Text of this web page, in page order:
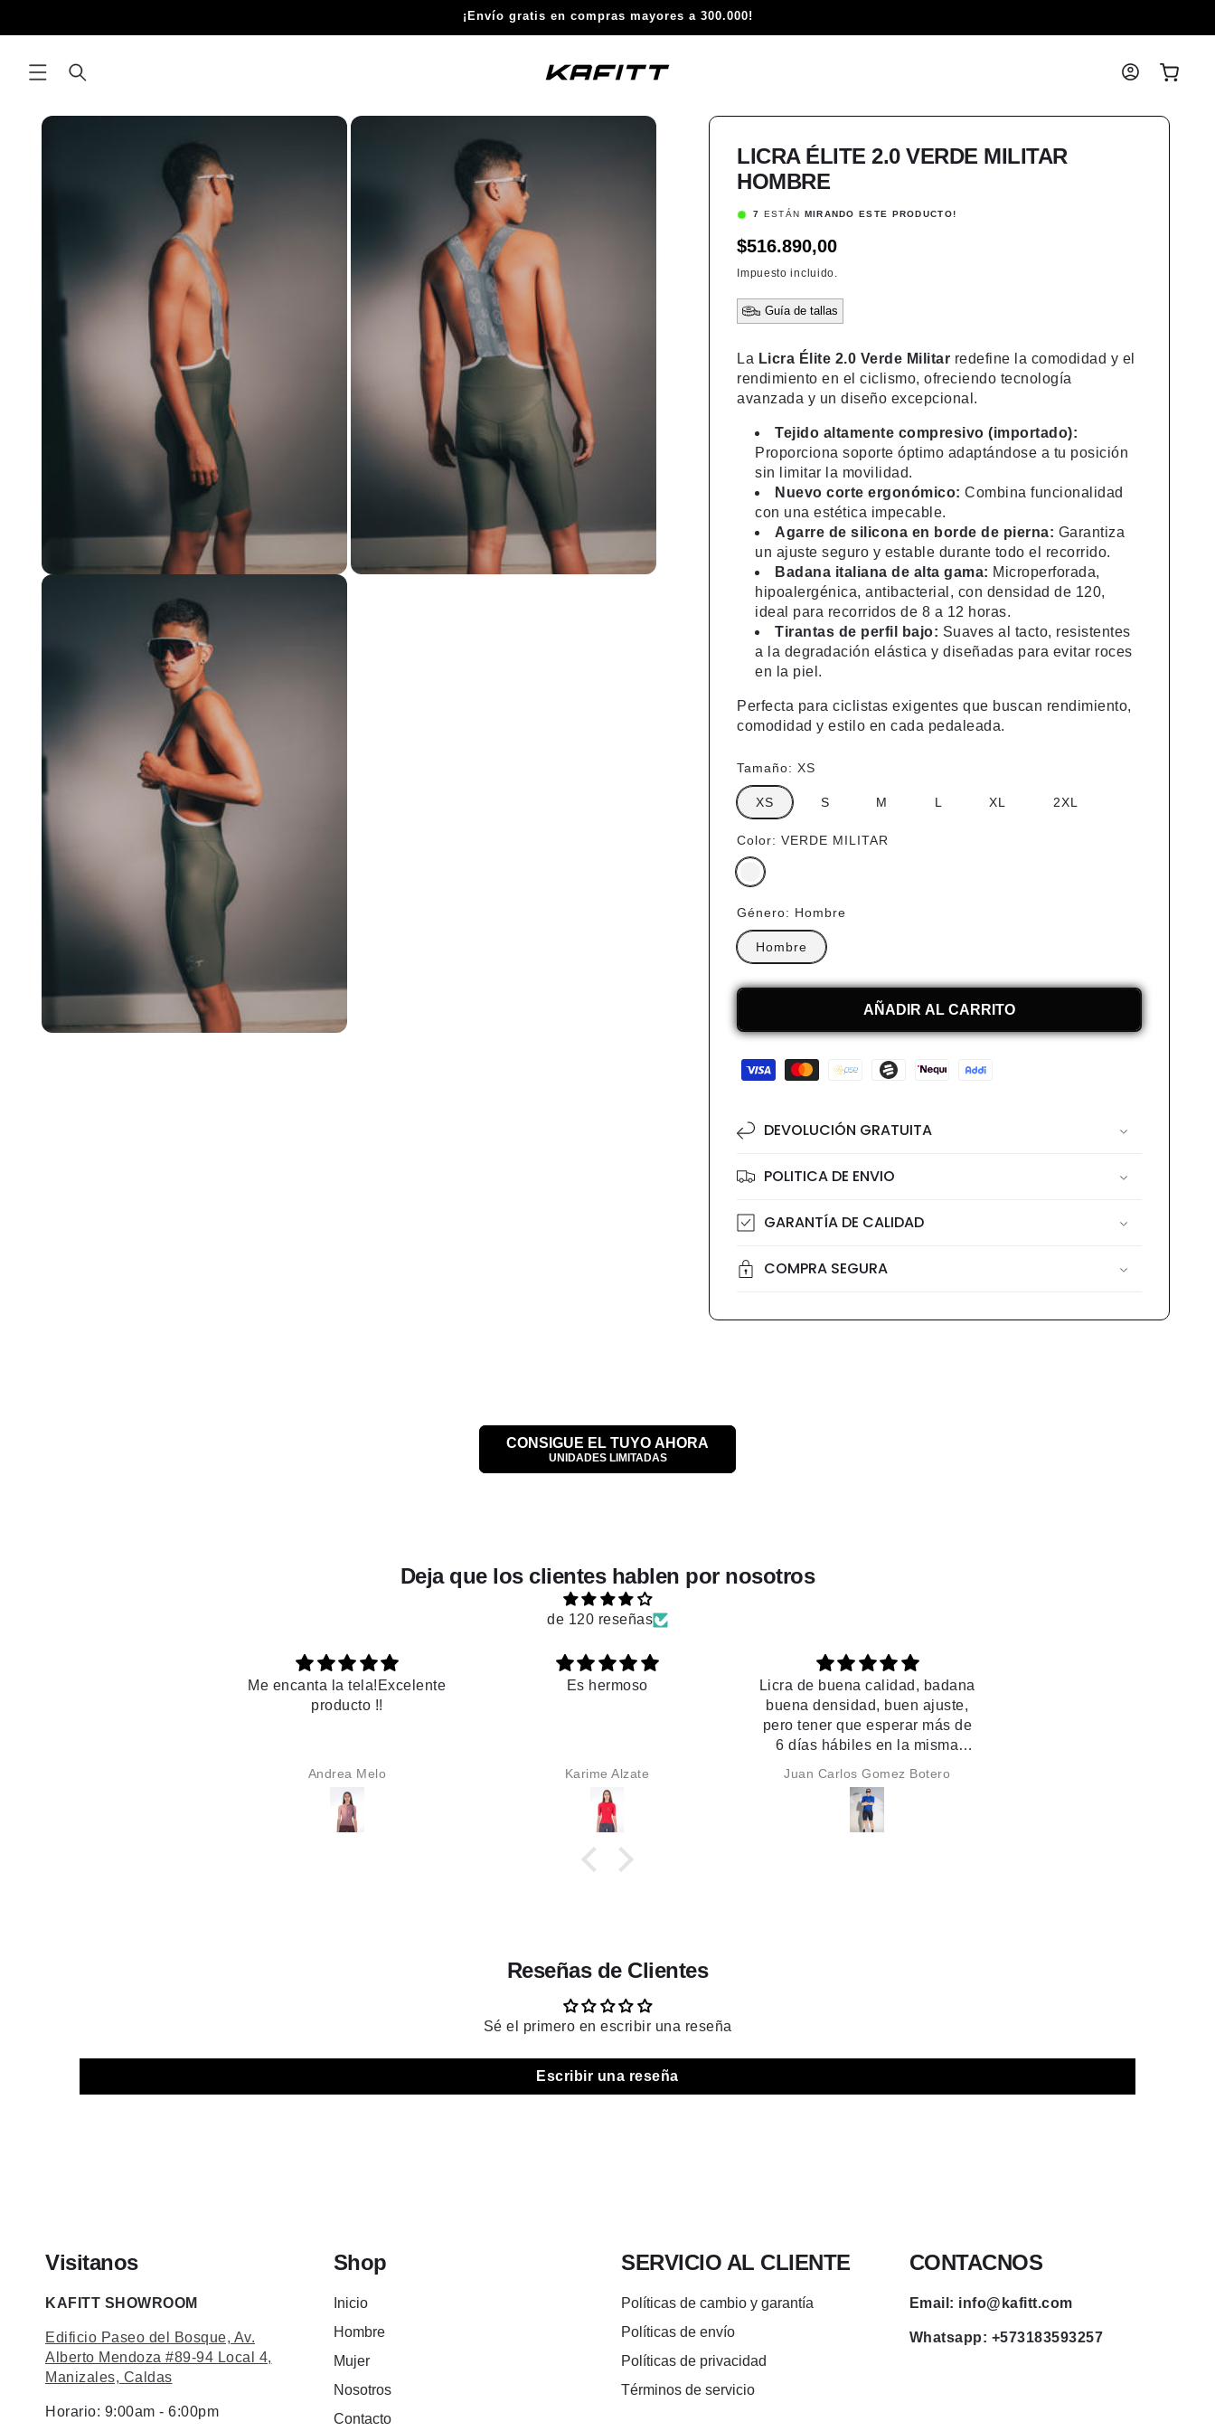
AL CONTENIDO
¡Envío gratis en compras mayores a 300.000!
Iniciar
sesión
Carrito
DIRECTAMENTE
LICRA ÉLITE 2.0 VERDE MILITAR
HOMBRE
4 ESTÁN MIRANDO ESTE PRODUCTO!
Precio
habitual
$516.890,00
Impuesto incluido.
Guía de tallas
La Licra Élite 2.0 Verde Militar redefine la comodidad y el
rendimiento en el ciclismo, ofreciendo tecnología
avanzada y un diseño excepcional.
Tejido altamente compresivo (importado):
Proporciona soporte óptimo adaptándose a tu posición
sin limitar la movilidad.
Nuevo corte ergonómico: Combina funcionalidad
con una estética impecable.
Agarre de silicona en borde de pierna: Garantiza
un ajuste seguro y estable durante todo el recorrido.
Badana italiana de alta gama: Microperforada,
hipoalergénica, antibacterial, con densidad de 120,
ideal para recorridos de 8 a 12 horas.
Tirantas de perfil bajo: Suaves al tacto, resistentes
a la degradación elástica y diseñadas para evitar roces
en la piel.
Perfecta para ciclistas exigentes que buscan rendimiento,
comodidad y estilo en cada pedaleada.
Tamaño:XS
XS S M L XL 2XL
Color:VERDE MILITAR
Género: Hombre
Hombre
AÑADIR AL CARRITO
Formas
de
DEVOLUCIÓN GRATUITA
POLITICA DE ENVIO
GARANTÍA DE CALIDAD
COMPRA SEGURA
CONSIGUE EL TUYO AHORA
UNIDADES LIMITADAS
Deja que los clientes hablen por nosotros
de 120 reseñas
Es hermoso
Karime Alzate
Licra de buena calidad, badana
grande. Debe considerarse
esto al momento de comprar
por la red.
Juan Carlos Gomez Botero
Exelente
Anónimo
Reseñas de Clientes
Sé el primero en escribir una reseña
Escribir una reseña
Visitanos
KAFITT SHOWROOM
Edificio Paseo del Bosque, Av.
Alberto Mendoza #89-94 Local 4,
Manizales, Caldas
Horario: 9:00am - 6:00pm
Shop
Inicio
Hombre
Mujer
Nosotros
Contacto
SERVICIO AL CLIENTE
Políticas de cambio y garantía
Políticas de envío
Políticas de privacidad
Términos de servicio
CONTACNOS
Email: info@kafitt.com
Whatsapp: +573183593257